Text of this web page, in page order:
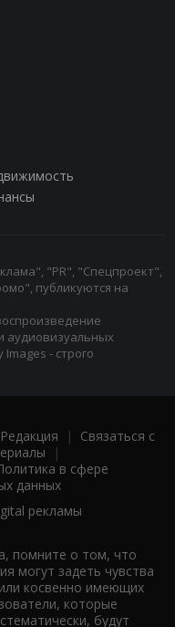
"PR", "Спецпроект",
публикуются на
аудиовизуальных
- строго
Редакция | Связаться с
|
в сфере
данных
рекламы
помните о том, что
могут задеть чувства
косвенно имеющих
которые
будут